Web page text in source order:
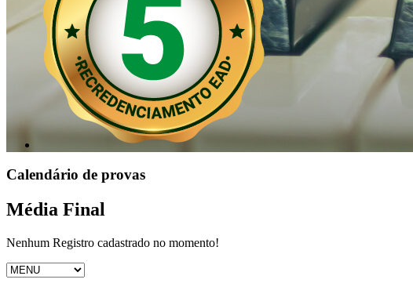
Calendário de provas
Média Final
Nenhum Registro cadastrado no momento!